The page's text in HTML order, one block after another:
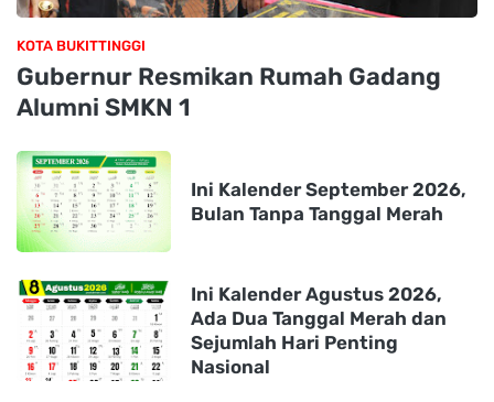
KOTA BUKITTINGGI
Gubernur Resmikan Rumah Gadang
Alumni SMKN 1
Ini Kalender September 2026,
Bulan Tanpa Tanggal Merah
Ini Kalender Agustus 2026,
Ada Dua Tanggal Merah dan
Sejumlah Hari Penting
Nasional